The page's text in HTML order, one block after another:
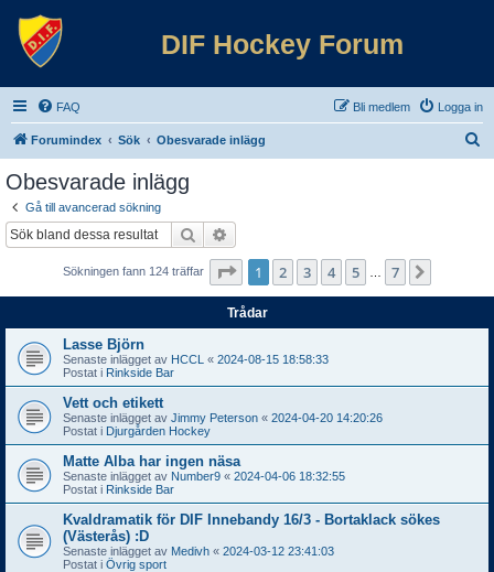
DIF Hockey Forum
FAQ Logga in
Bli medlem
Forumindex Sök Obesvarade inlägg
Obesvarade inlägg
Gå till avancerad sökning
Sök
Sökningen fann 124 träffar Sida av 7
1 2 3 4 5 7
Trådar
Lasse Björn
Senaste inlägget av HCCL « 2024-08-15 18:58:33
Postat i Rinkside Bar
Vett och etikett
Senaste inlägget av Jimmy Peterson « 2024-04-20 14:20:26
Postat i Djurgården Hockey
Matte Alba har ingen näsa
Senaste inlägget av Number9 « 2024-04-06 18:32:55
Postat i Rinkside Bar
Kvaldramatik för DIF Innebandy 16/3 - Bortaklack sökes
(Västerås) :D
Senaste inlägget av Medivh « 2024-03-12 23:41:03
Postat i Övrig sport